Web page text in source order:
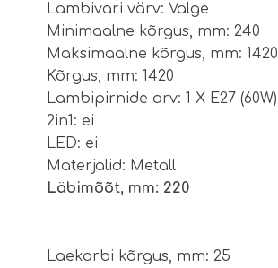
Lambivari värv: Valge
Minimaalne kõrgus, mm: 240
Maksimaalne kõrgus, mm: 1420
Kõrgus, mm: 1420
Lambipirnide arv: 1 X E27 (60W)
2in1: ei
LED: ei
Materjalid: Metall
Läbimõõt, mm: 220
Laekarbi kõrgus, mm: 25